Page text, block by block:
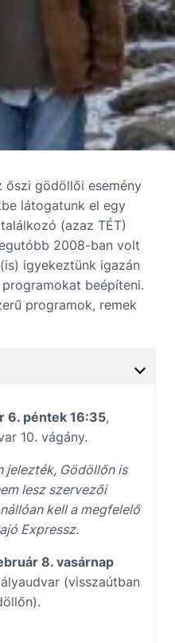
őszi gödöllői esemény
látogatunk el egy
(azaz TÉT)
2008-ban volt
igyekeztünk igazán
beépíteni.
programok, remek
6. péntek 16:35,
10. vágány.
jelezték, Gödöllőn is
lesz szervezői
kell a megfelelő
Expressz.
8. vasárnap
(visszaútban